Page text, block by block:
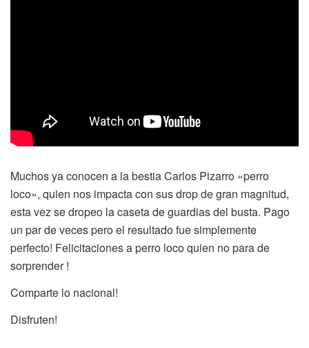
Muchos ya conocen a la bestia Carlos Pizarro «perro
loco», quien nos impacta con sus drop de gran magnitud,
esta vez se dropeo la caseta de guardias del busta. Pago
un par de veces pero el resultado fue simplemente
perfecto! Felicitaciones a perro loco quien no para de
sorprender !
Comparte lo nacional!
Disfruten!